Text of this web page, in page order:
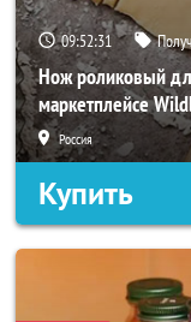
09:52:29
Нож роликовый
маркетплейсе
Россия
Купить